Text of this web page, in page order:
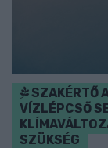
SZAKÉRTŐ
VÍZLÉPCSŐ
SZÜKSÉG